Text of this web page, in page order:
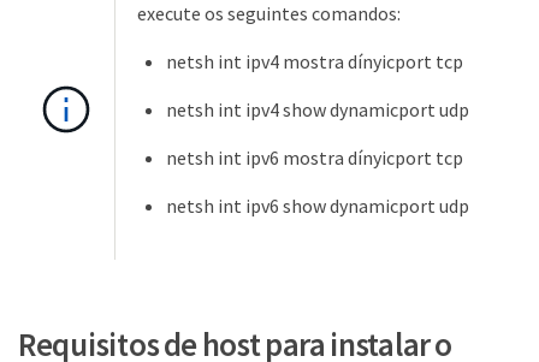
execute os seguintes comandos:
netsh int ipv4 mostra dínyicport tcp
netsh int ipv4 show dynamicport udp
netsh int ipv6 mostra dínyicport tcp
netsh int ipv6 show dynamicport udp
Requisitos de host para instalar o